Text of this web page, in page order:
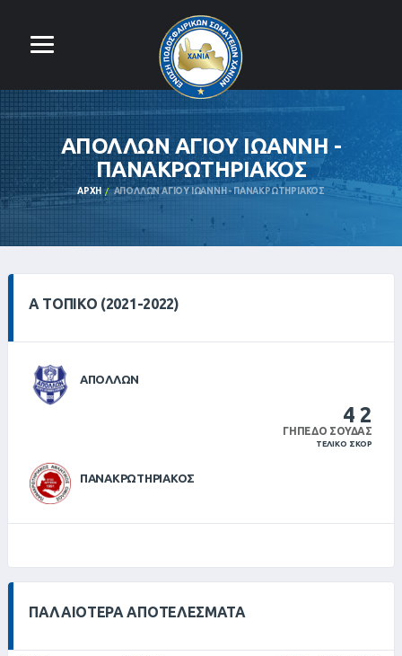
ΑΠΟΛΛΩΝ ΑΓΙΟΥ ΙΩΑΝΝΗ -
ΠΑΝΑΚΡΩΤΗΡΙΑΚΟΣ
ΑΡΧΉ ΑΠΟΛΛΩΝ ΑΓΙΟΥ ΙΩΑΝΝΗ - ΠΑΝΑΚΡΩΤΗΡΙΑΚΟΣ
Α ΤΟΠΙΚΌ (2021-2022)
ΑΠΟΛΛΩΝ
42
ΓΉΠΕΔΟ ΣΟΎΔΑΣ
ΤΕΛΙΚΌ ΣΚΟΡ
ΠΑΝΑΚΡΩΤΗΡΙΑΚΟΣ
ΠΑΛΑΙΌΤΕΡΑ ΑΠΟΤΕΛΈΣΜΑΤΑ